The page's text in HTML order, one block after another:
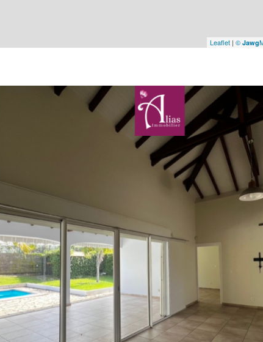
Leaflet | © Jawg